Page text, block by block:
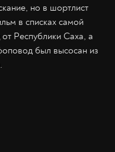
но в шортлист
в списках самой
Республики Саха, а
был высосан из